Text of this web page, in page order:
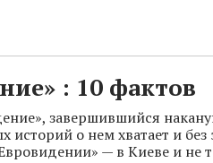
: 10 фактов
завершившийся
историй о нем хватает и
— в Киеве и не